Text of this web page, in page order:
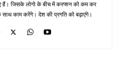
जिसके लोगो के बीच में करप्शन को कम कर
काम करेंगे। देश की प्रगति को बढ़ाएंगे।